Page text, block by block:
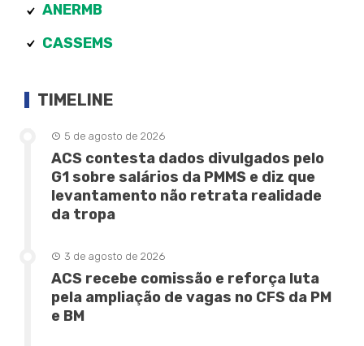
ANERMB
CASSEMS
TIMELINE
5 de agosto de 2026
ACS contesta dados divulgados pelo
G1 sobre salários da PMMS e diz que
levantamento não retrata realidade
da tropa
3 de agosto de 2026
ACS recebe comissão e reforça luta
pela ampliação de vagas no CFS da PM
e BM